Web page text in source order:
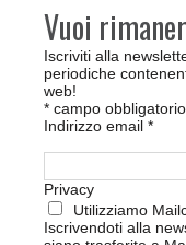
Vuoi
Iscriviti alla
periodiche
web!
* campo obbligatorio
Indirizzo email *
Privacy
Utilizziamo
Iscrivendoti alla